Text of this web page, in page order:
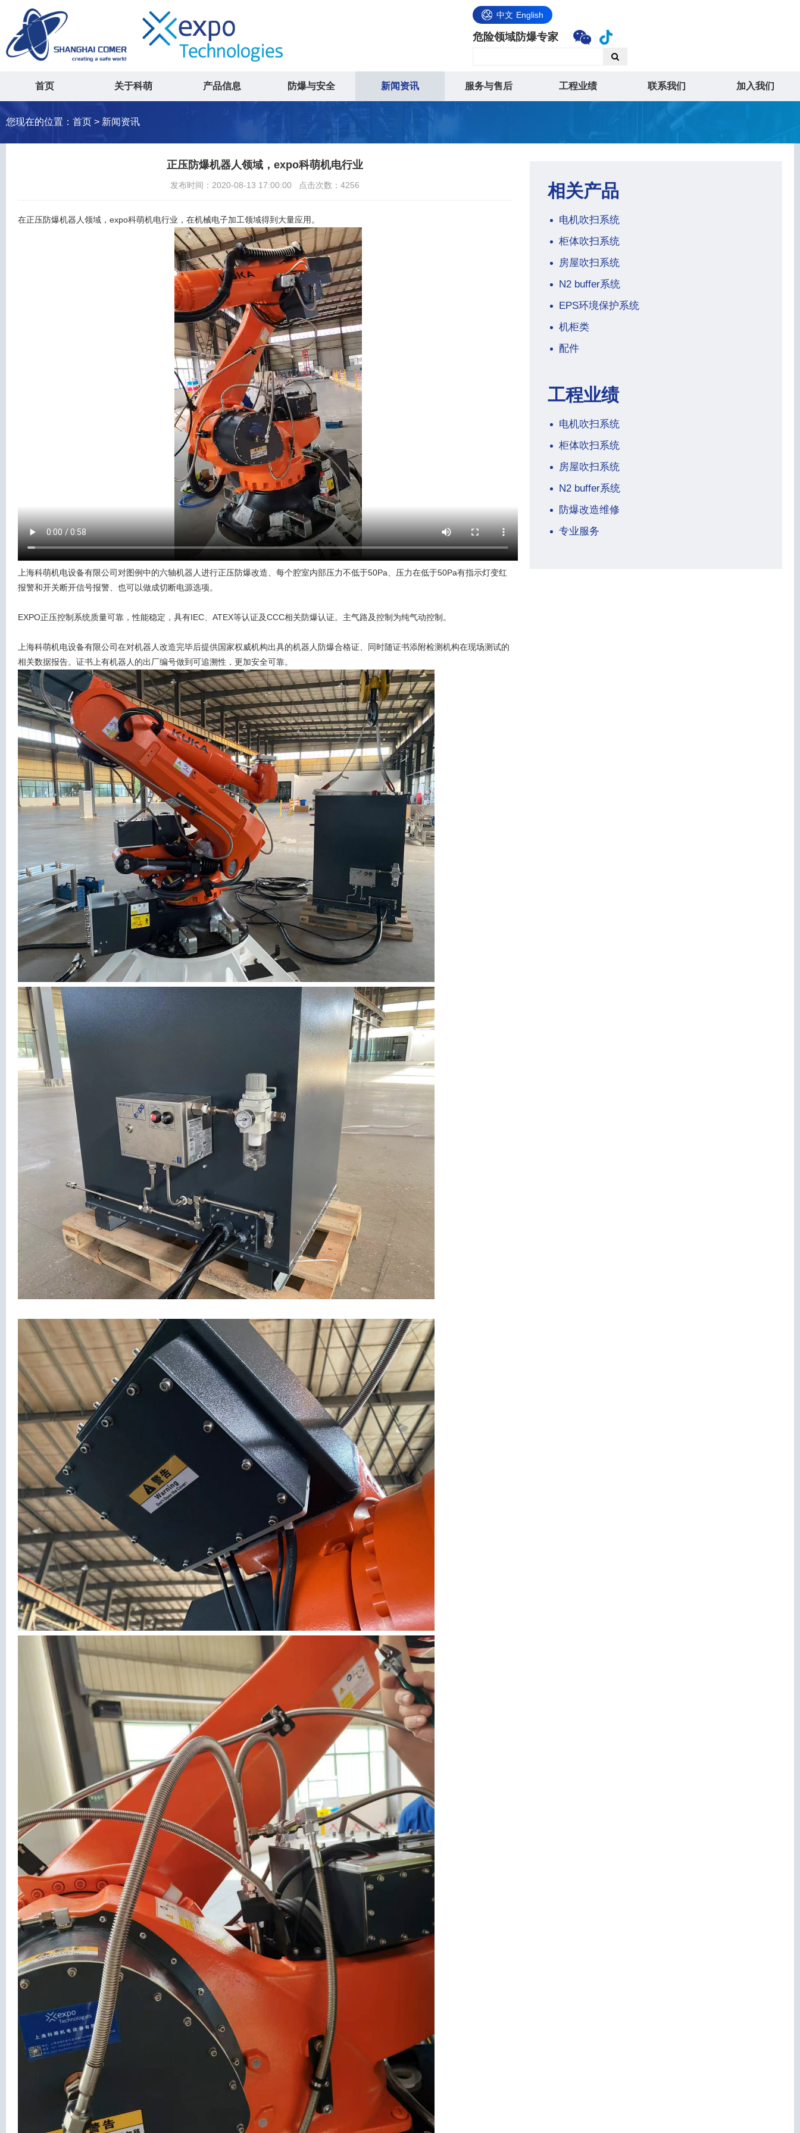
中文 English
危险领域防爆专家
首页 关于科萌 产品信息 防爆与安全 新闻资讯 服务与售后 工程业绩 联系我们 加入我们
您现在的位置： 首页 > 新闻资讯
正压防爆机器人领域，expo科萌机电行业
发布时间：2020-08-13 17:00:00 点击次数：4256
在正压防爆机器人领域，expo科萌机电行业，在机械电子加工领域得到大量应用。
上海科萌机电设备有限公司对图例中的六轴机器人进行正压防爆改造、每个腔室内部压力不低于50Pa、压力在低于50Pa有指示灯变红
报警和开关断开信号报警、也可以做成切断电源选项。
EXPO正压控制系统质量可靠，性能稳定，具有IEC、ATEX等认证及CCC相关防爆认证。主气路及控制为纯气动控制。
上海科萌机电设备有限公司在对机器人改造完毕后提供国家权威机构出具的机器人防爆合格证、同时随证书添附检测机构在现场测试的
相关数据报告。证书上有机器人的出厂编号做到可追溯性，更加安全可靠。
相关产品
电机吹扫系统
柜体吹扫系统
房屋吹扫系统
N2 buffer系统
EPS环境保护系统
机柜类
配件
工程业绩
电机吹扫系统
柜体吹扫系统
房屋吹扫系统
N2 buffer系统
防爆改造维修
专业服务